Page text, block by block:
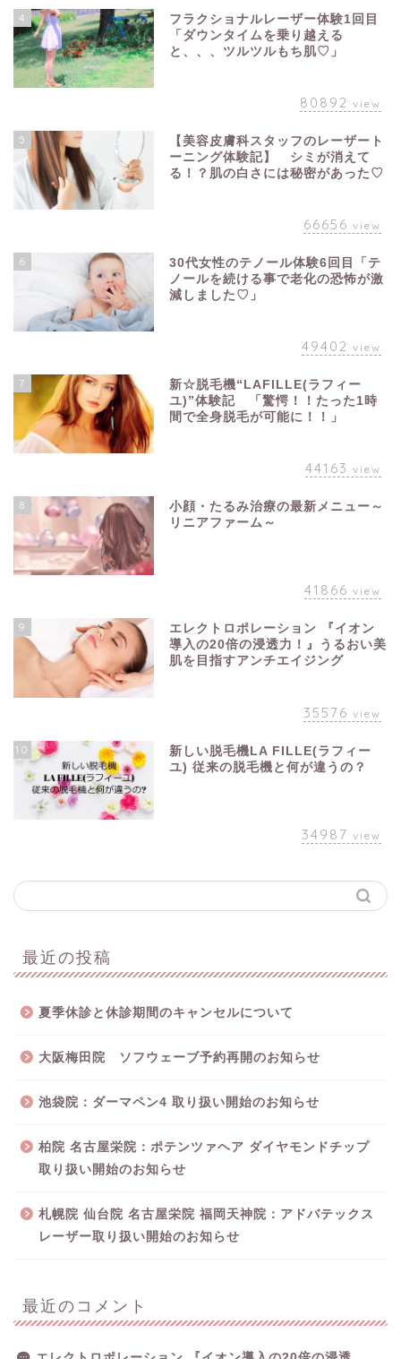
4
フラクショナルレーザー体験1回目
「ダウンタイムを乗り越える
と、、、ツルツルもち肌♡」
80892 view
5
【美容皮膚科スタッフのレーザート
ーニング体験記】 シミが消えて
る！？肌の白さには秘密があった♡
66656 view
6
30代女性のテノール体験6回目「テ
ノールを続ける事で老化の恐怖が激
減しました♡」
49402 view
7
新☆脱毛機“LAFILLE(ラフィー
ユ)”体験記 「驚愕！！たった1時
間で全身脱毛が可能に！！」
44163 view
8
小顔・たるみ治療の最新メニュー～
リニアファーム～
41866 view
9
エレクトロポレーション 『イオン
導入の20倍の浸透力！』うるおい美
肌を目指すアンチエイジング
35576 view
10
新しい脱毛機LA FILLE(ラフィー
ユ) 従来の脱毛機と何が違うの？
34987 view
最近の投稿
夏季休診と休診期間のキャンセルについて
大阪梅田院 ソフウェーブ予約再開のお知らせ
池袋院：ダーマペン4 取り扱い開始のお知らせ
柏院 名古屋栄院：ポテンツァヘア ダイヤモンドチップ
取り扱い開始のお知らせ
札幌院 仙台院 名古屋栄院 福岡天神院：アドバテックス
レーザー取り扱い開始のお知らせ
最近のコメント